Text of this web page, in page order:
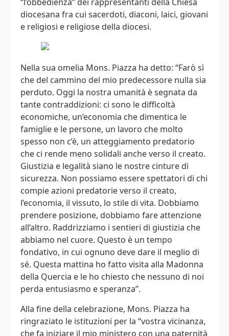
diocesana fra cui sacerdoti, diaconi, laici, giovani
e religiosi e religiose della diocesi.
Nella sua omelia Mons. Piazza ha detto: “Farò sì
che del cammino del mio predecessore nulla sia
perduto. Oggi la nostra umanità è segnata da
tante contraddizioni: ci sono le difficoltà
economiche, un’economia che dimentica le
famiglie e le persone, un lavoro che molto
spesso non c’è, un atteggiamento predatorio
che ci rende meno solidali anche verso il creato.
Giustizia e legalità siano le nostre cinture di
sicurezza. Non possiamo essere spettatori di chi
compie azioni predatorie verso il creato,
l’economia, il vissuto, lo stile di vita. Dobbiamo
prendere posizione, dobbiamo fare attenzione
all’altro. Raddrizziamo i sentieri di giustizia che
abbiamo nel cuore. Questo è un tempo
fondativo, in cui ognuno deve dare il meglio di
sé. Questa mattina ho fatto visita alla Madonna
della Quercia e le ho chiesto che nessuno di noi
perda entusiasmo e speranza”.
Alla fine della celebrazione, Mons. Piazza ha
ringraziato le istituzioni per la “vostra vicinanza,
che fa iniziare il mio ministero con una paternità